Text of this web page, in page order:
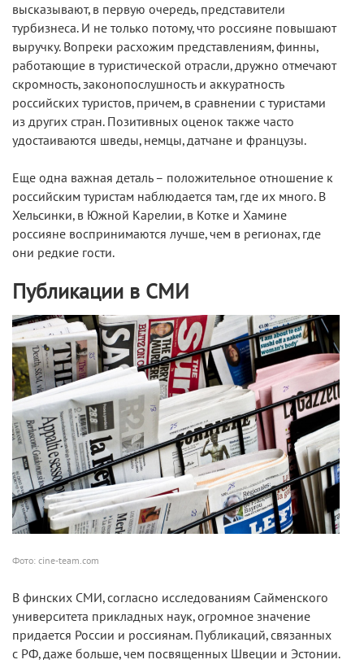
высказывают, в первую очередь, представители
турбизнеса. И не только потому, что россияне повышают
выручку. Вопреки расхожим представлениям, финны,
работающие в туристической отрасли, дружно отмечают
скромность, законопослушность и аккуратность
российских туристов, причем, в сравнении с туристами
из других стран. Позитивных оценок также часто
удостаиваются шведы, немцы, датчане и французы.
Еще одна важная деталь – положительное отношение к
российским туристам наблюдается там, где их много. В
Хельсинки, в Южной Карелии, в Котке и Хамине
россияне воспринимаются лучше, чем в регионах, где
они редкие гости.
Публикации в СМИ
Фото: cine-team.com
В финских СМИ, согласно исследованиям Сайменского
университета прикладных наук, огромное значение
придается России и россиянам. Публикаций, связанных
с РФ, даже больше, чем посвященных Швеции и Эстонии.